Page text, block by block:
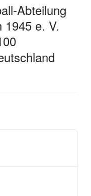
Abteilung
e. V.